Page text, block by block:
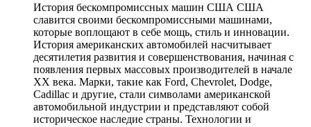
История бескомпромиссных машин США США
славится своими бескомпромиссными машинами,
которые воплощают в себе мощь, стиль и инновации.
История американских автомобилей насчитывает
десятилетия развития и совершенствования, начиная с
появления первых массовых производителей в начале
XX века. Марки, такие как Ford, Chevrolet, Dodge,
Cadillac и другие, стали символами американской
автомобильной индустрии и представляют собой
историческое наследие страны. Технологии и